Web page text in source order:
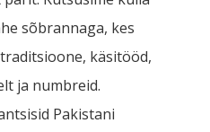
sõbrannaga, kes
käsitööd,
ja numbreid.
Pakistani